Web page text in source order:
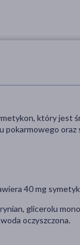
który jest
pokarmowego
40 mg
glicerolu
oczyszczona.